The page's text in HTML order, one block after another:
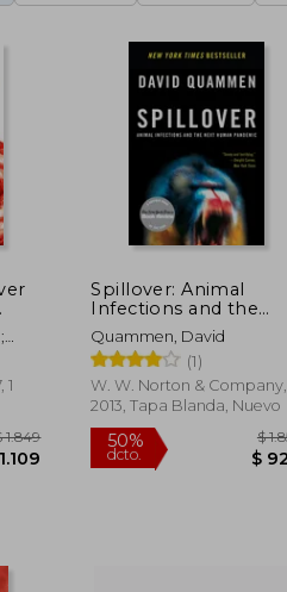
1
Spillover: Animal
Infections and the
Next Human
Pandemic (en Inglés)
Quammen, David
(1)
W. W. Norton & Company,
2013, Tapa Blanda, Nuevo